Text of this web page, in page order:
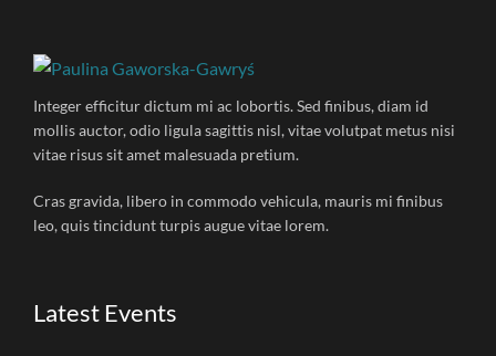
Integer efficitur dictum mi ac lobortis. Sed finibus, diam id
mollis auctor, odio ligula sagittis nisl, vitae volutpat metus nisi
vitae risus sit amet malesuada pretium.
Cras gravida, libero in commodo vehicula, mauris mi finibus
leo, quis tincidunt turpis augue vitae lorem.
Latest Events